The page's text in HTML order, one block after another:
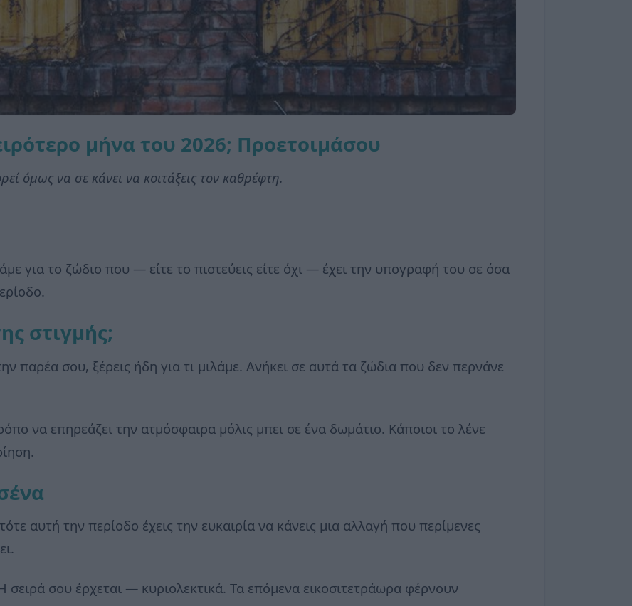
μήνα του 2026; Προετοιμάσου
όμως να σε κάνει να κοιτάξεις τον καθρέφτη.
για το ζώδιο που — είτε το πιστεύεις είτε όχι — έχει την υπογραφή του σε όσα
στιγμής;
παρέα σου, ξέρεις ήδη για τι μιλάμε. Ανήκει σε αυτά τα ζώδια που δεν περνάνε
να επηρεάζει την ατμόσφαιρα μόλις μπει σε ένα δωμάτιο. Κάποιοι το λένε
αυτή την περίοδο έχεις την ευκαιρία να κάνεις μια αλλαγή που περίμενες
σου έρχεται — κυριολεκτικά. Τα επόμενα εικοσιτετράωρα φέρνουν